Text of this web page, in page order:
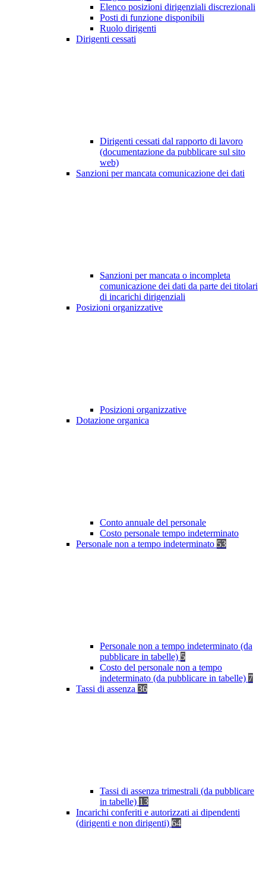
Elenco posizioni dirigenziali discrezionali
Posti di funzione disponibili
Ruolo dirigenti
Dirigenti cessati
Dirigenti cessati dal rapporto di lavoro
(documentazione da pubblicare sul sito
web)
Sanzioni per mancata comunicazione dei dati
Sanzioni per mancata o incompleta
comunicazione dei dati da parte dei titolari
di incarichi dirigenziali
Posizioni organizzative
Posizioni organizzative
Dotazione organica
Conto annuale del personale
Costo personale tempo indeterminato
Personale non a tempo indeterminato 53
Personale non a tempo indeterminato (da
pubblicare in tabelle) 5
Costo del personale non a tempo
indeterminato (da pubblicare in tabelle) 7
Tassi di assenza 36
Tassi di assenza trimestrali (da pubblicare
in tabelle) 13
Incarichi conferiti e autorizzati ai dipendenti
(dirigenti e non dirigenti) 64